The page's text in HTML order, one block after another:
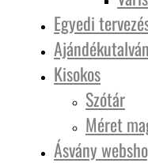
Egyedi
Kisokos
Szótár
Méret
Ásvány